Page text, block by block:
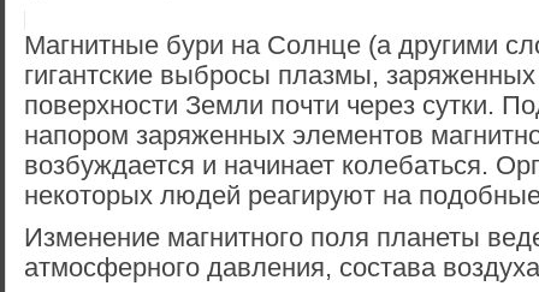
Магнитные бури на Солнце (а другими
гигантские выбросы плазмы,
поверхности Земли почти через сутки.
напором заряженных элементов
возбуждается и начинает колебаться.
некоторых людей реагируют на
Изменение магнитного поля планеты
атмосферного давления, состава